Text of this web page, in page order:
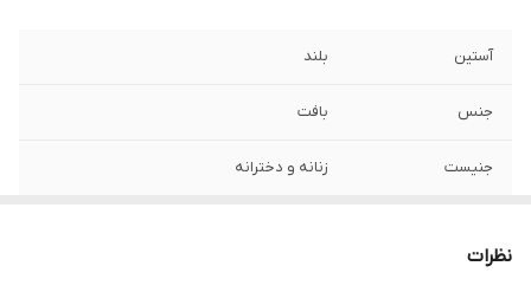
آستین بلند
جنس بافت
جنیست زنانه و دخترانه
نظرات